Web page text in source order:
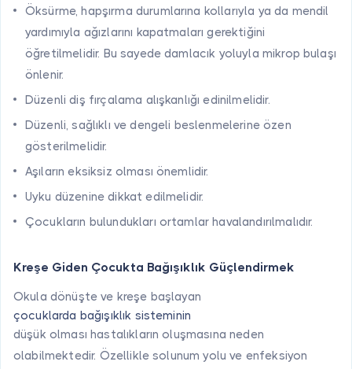
Öksürme, hapşırma durumlarına kollarıyla ya da mendil
yardımıyla ağızlarını kapatmaları gerektiğini
öğretilmelidir. Bu sayede damlacık yoluyla mikrop bulaşı
önlenir.
Düzenli diş fırçalama alışkanlığı edinilmelidir.
Düzenli, sağlıklı ve dengeli beslenmelerine özen
gösterilmelidir.
Aşıların eksiksiz olması önemlidir.
Uyku düzenine dikkat edilmelidir.
Çocukların bulundukları ortamlar havalandırılmalıdır.
Kreşe Giden Çocukta Bağışıklık Güçlendirmek
Okula dönüşte ve kreşe başlayan
çocuklarda bağışıklık sisteminin
düşük olması hastalıkların oluşmasına neden
olabilmektedir. Özellikle solunum yolu ve enfeksiyon